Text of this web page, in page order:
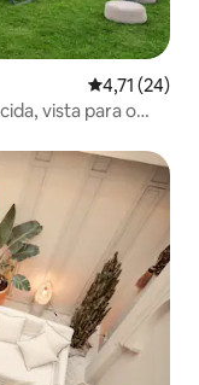
4,71 de uma
4,71 (24)
vista para o